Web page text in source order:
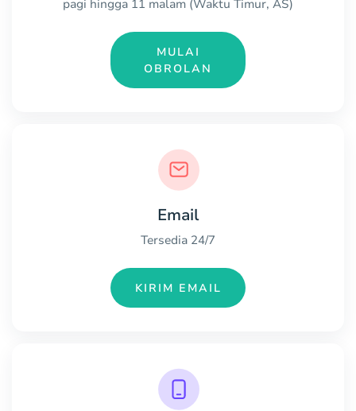
pagi hingga 11 malam (Waktu Timur, AS)
MULAI
OBROLAN
Email
Tersedia 24/7
KIRIM EMAIL